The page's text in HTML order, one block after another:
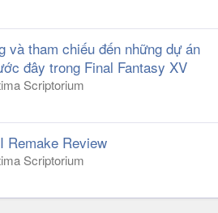
và tham chiếu đến những dự án
đây trong Final Fantasy XV
Scriptorium
Remake Review
Scriptorium